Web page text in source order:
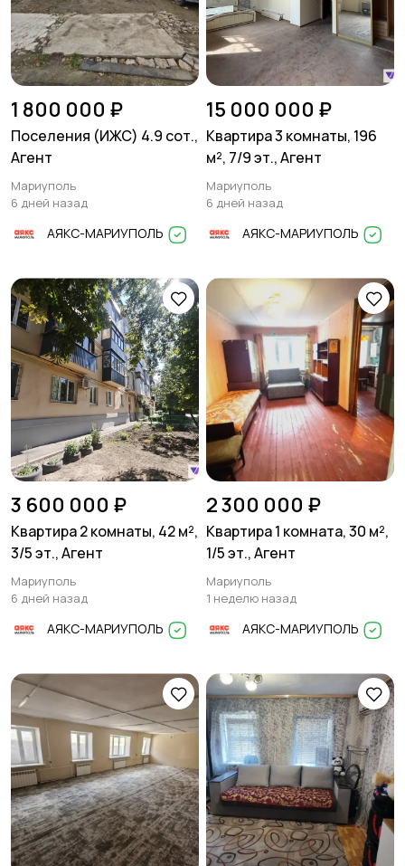
1 800 000 ₽
Поселения (ИЖС) 4.9 сот.,
Агент
Мариуполь
6 дней назад
АЯКС-МАРИУПОЛЬ
15 000 000 ₽
Квартира 3 комнаты, 196
м², 7/9 эт., Агент
Мариуполь
6 дней назад
АЯКС-МАРИУПОЛЬ
3 600 000 ₽
Квартира 2 комнаты, 42 м²,
3/5 эт., Агент
Мариуполь
6 дней назад
АЯКС-МАРИУПОЛЬ
2 300 000 ₽
Квартира 1 комната, 30 м²,
1/5 эт., Агент
Мариуполь
1 неделю назад
АЯКС-МАРИУПОЛЬ